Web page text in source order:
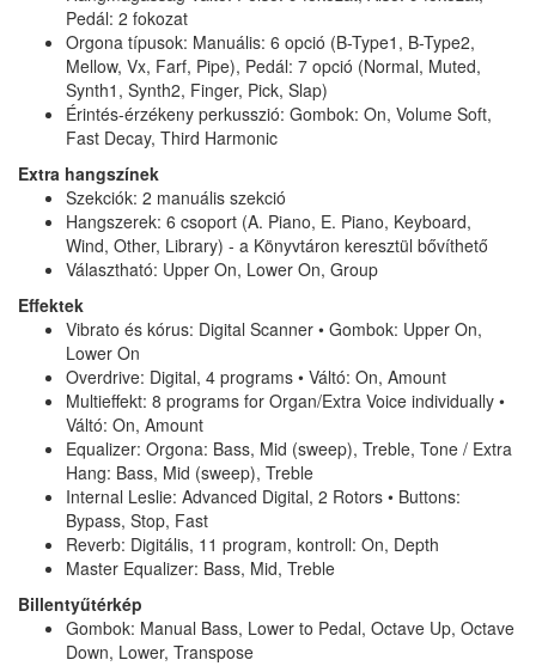
Pedál: 2 fokozat
Orgona típusok: Manuális: 6 opció (B-Type1, B-Type2,
Mellow, Vx, Farf, Pipe), Pedál: 7 opció (Normal, Muted,
Synth1, Synth2, Finger, Pick, Slap)
Érintés-érzékeny perkusszió: Gombok: On, Volume Soft,
Fast Decay, Third Harmonic
Extra hangszínek
Szekciók: 2 manuális szekció
Hangszerek: 6 csoport (A. Piano, E. Piano, Keyboard,
Wind, Other, Library) - a Könyvtáron keresztül bővíthető
Választható: Upper On, Lower On, Group
Effektek
Vibrato és kórus: Digital Scanner • Gombok: Upper On,
Lower On
Overdrive: Digital, 4 programs • Váltó: On, Amount
Multieffekt: 8 programs for Organ/Extra Voice individually •
Váltó: On, Amount
Equalizer: Orgona: Bass, Mid (sweep), Treble, Tone / Extra
Hang: Bass, Mid (sweep), Treble
Internal Leslie: Advanced Digital, 2 Rotors • Buttons:
Bypass, Stop, Fast
Reverb: Digitális, 11 program, kontroll: On, Depth
Master Equalizer: Bass, Mid, Treble
Billentyűtérkép
Gombok: Manual Bass, Lower to Pedal, Octave Up, Octave
Down, Lower, Transpose